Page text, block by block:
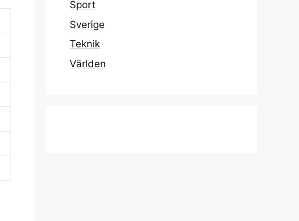
Sport
Sverige
Teknik
Världen